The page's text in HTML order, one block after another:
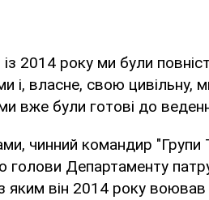
2014 року ми були
і, власне, свою цивільну,
вже були готові до
чинний командир
голови Департаменту
яким він 2014 року